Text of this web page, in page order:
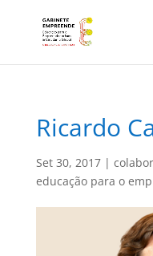
Ricardo
Set 30, 2017|
educação para o